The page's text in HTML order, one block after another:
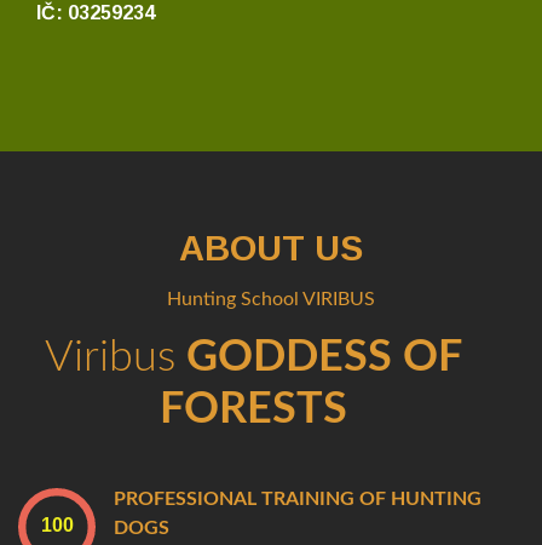
IČ: 03259234
ABOUT US
Hunting School VIRIBUS
Viribus GODDESS OF
FORESTS
PROFESSIONAL TRAINING OF HUNTING
DOGS